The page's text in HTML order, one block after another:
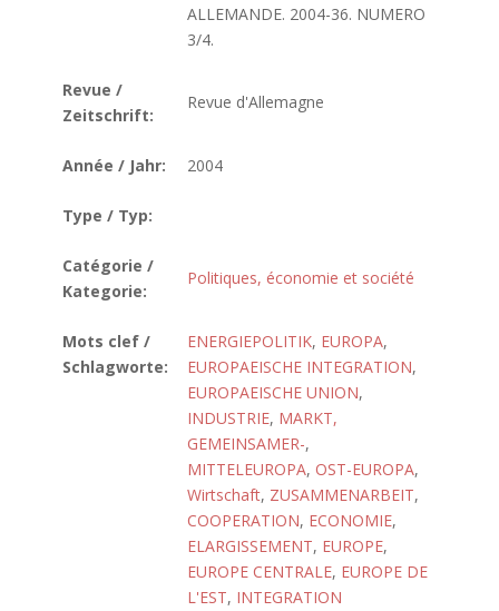
ALLEMANDE. 2004-36. NUMERO
3/4.
Revue /
Zeitschrift:
Revue d'Allemagne
Année / Jahr: 2004
Type / Typ:
Catégorie /
Kategorie:
Politiques, économie et société
Mots clef /
Schlagworte:
ENERGIEPOLITIK, EUROPA,
EUROPAEISCHE INTEGRATION,
EUROPAEISCHE UNION,
INDUSTRIE, MARKT,
GEMEINSAMER-,
MITTELEUROPA, OST-EUROPA,
Wirtschaft, ZUSAMMENARBEIT,
COOPERATION, ECONOMIE,
ELARGISSEMENT, EUROPE,
EUROPE CENTRALE, EUROPE DE
L'EST, INTEGRATION